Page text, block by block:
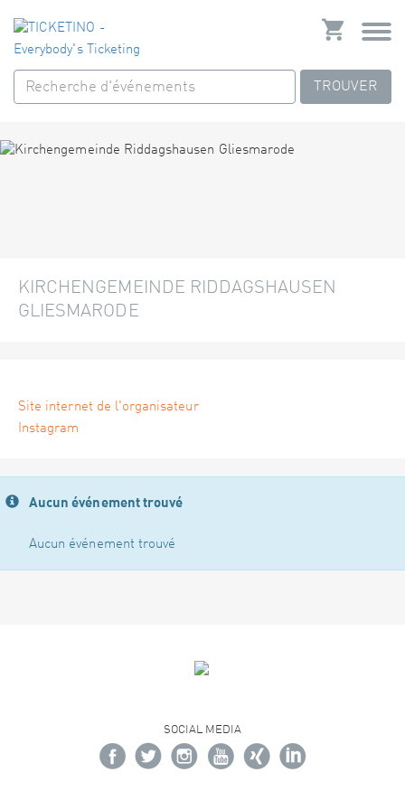
TROUVER
KIRCHENGEMEINDE RIDDAGSHAUSEN
GLIESMARODE
Site internet de l'organisateur
Instagram
Aucun événement trouvé
Aucun événement trouvé
SOCIAL MEDIA